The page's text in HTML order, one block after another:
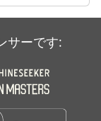
サーです: